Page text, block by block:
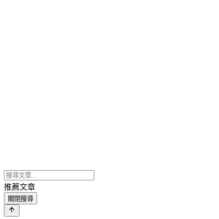
推薦文章
關閉搜尋